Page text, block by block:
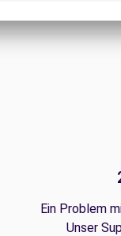
Ein Problem
Unser